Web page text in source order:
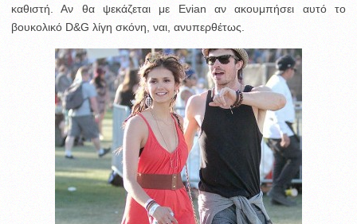
καθιστή. Αν θα ψεκάζεται με Evian αν ακουμπήσει αυτό το
βουκολικό D&G λίγη σκόνη, ναι, ανυπερθέτως.